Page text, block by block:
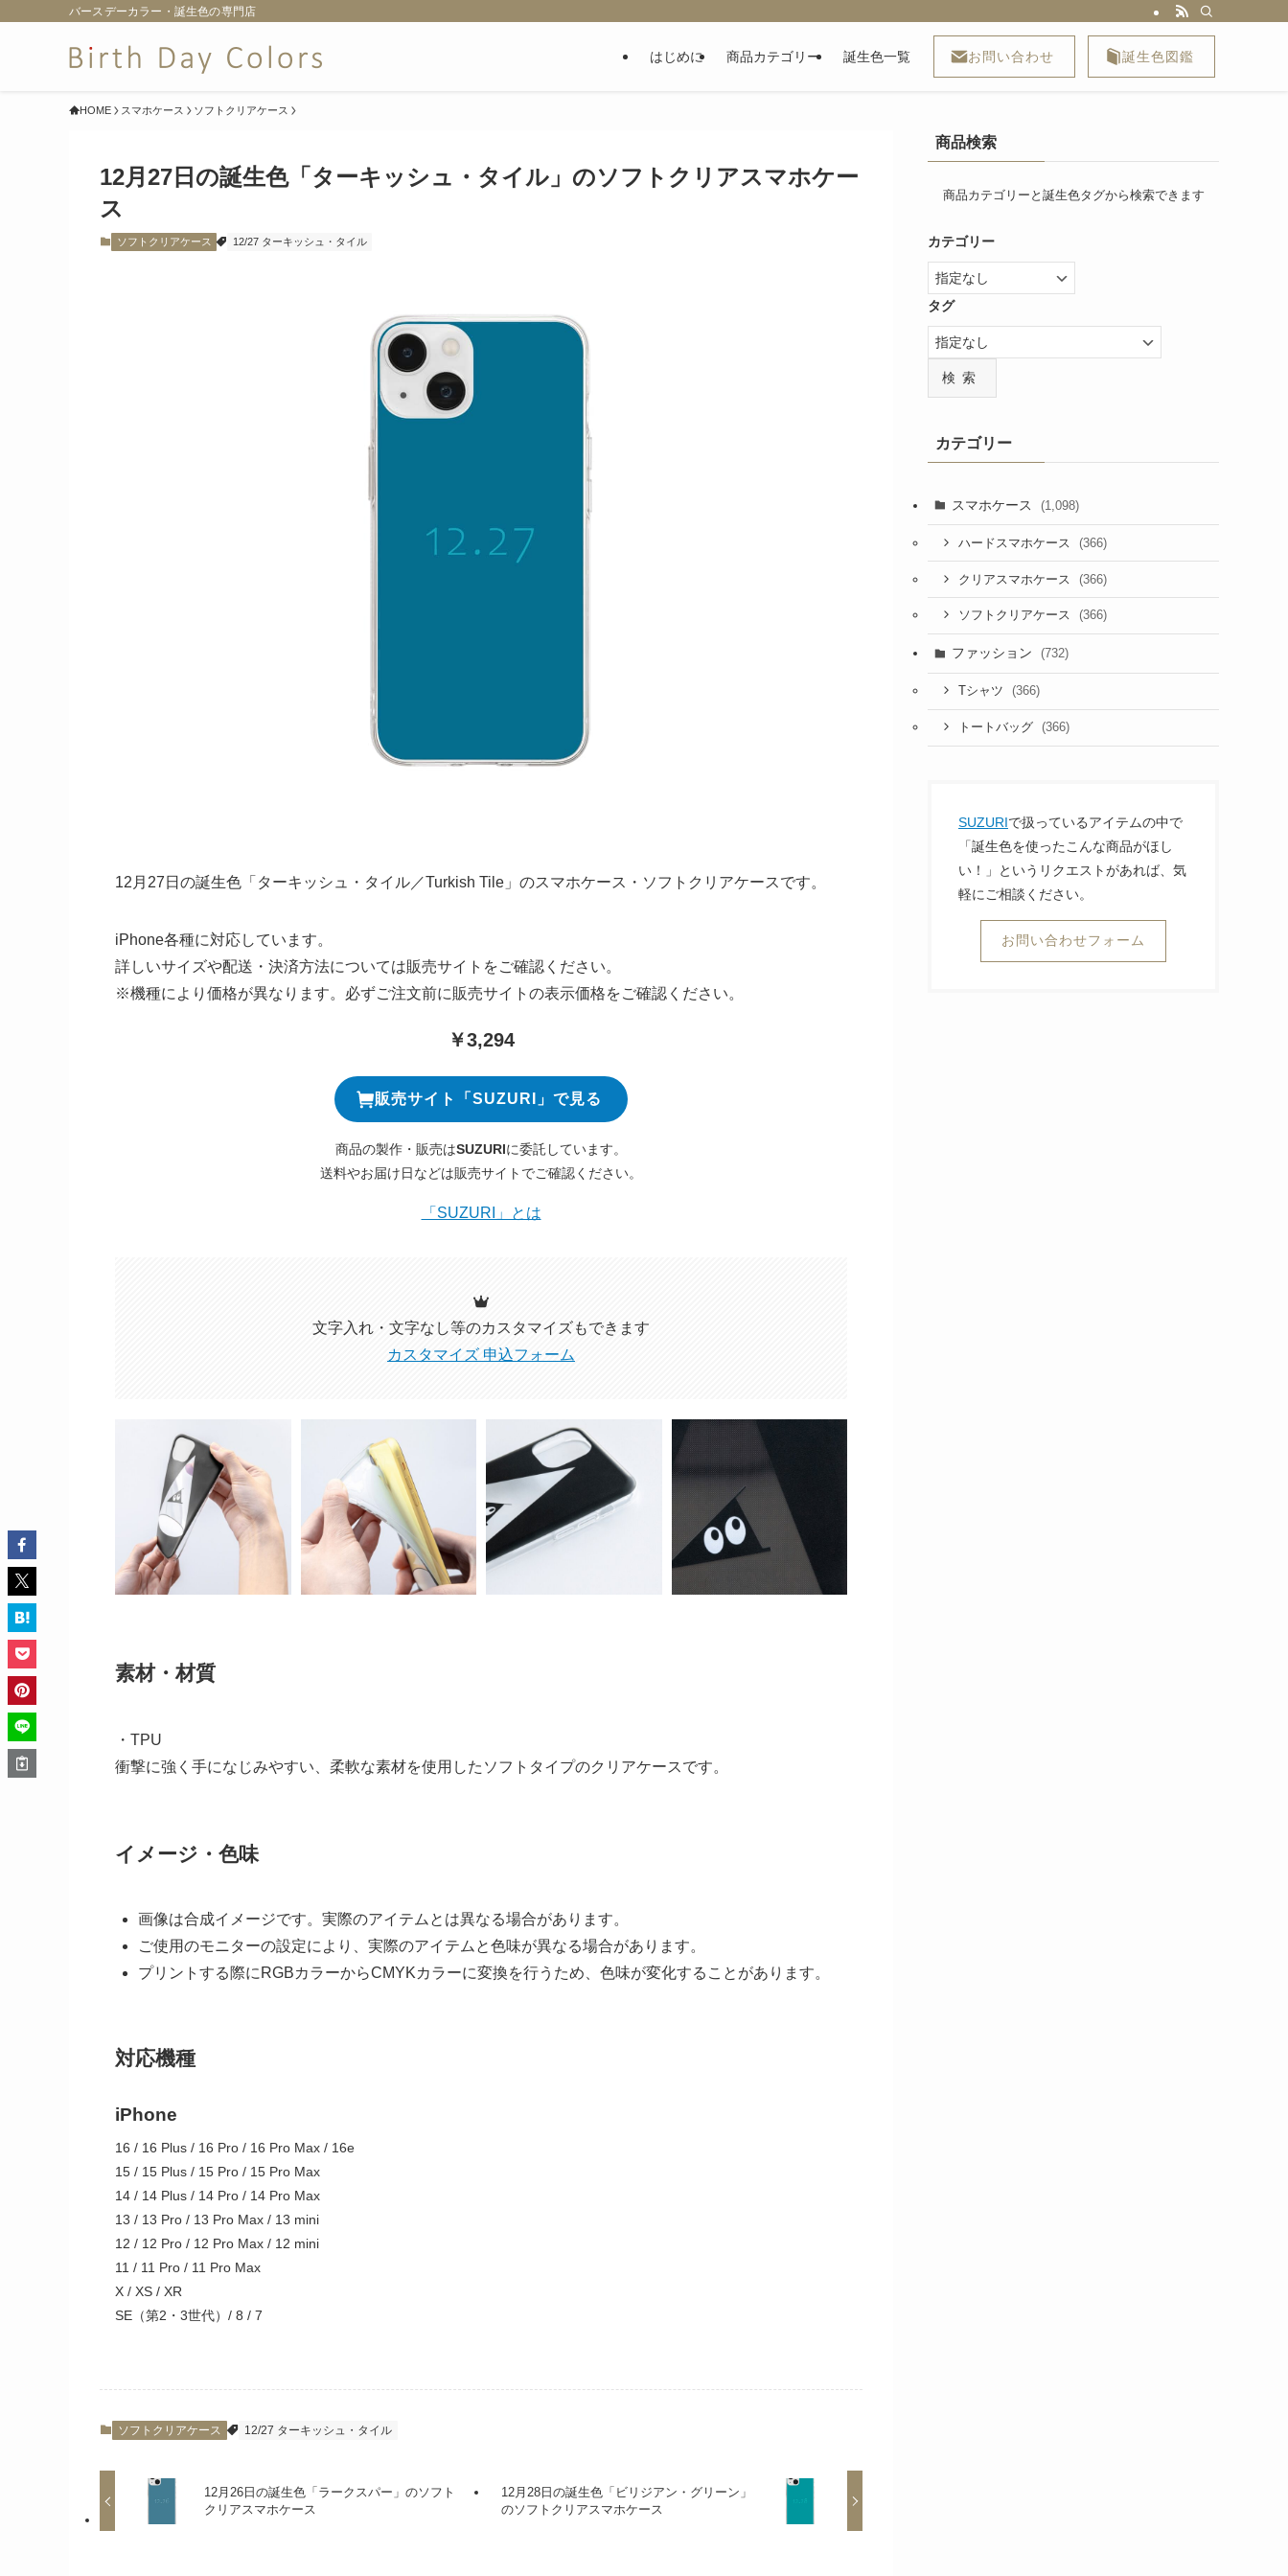
バースデーカラー・誕生色の専門店
はじめに 商品カテゴリー 誕生色一覧 お問い合わせ 誕生色図鑑
HOME スマホケース ソフトクリアケース
12月27日の誕生色「ターキッシュ・タイル」のソフトクリアスマホケー
ス
ソフトクリアケース 12/27 ターキッシュ・タイル
12月27日の誕生色「ターキッシュ・タイル／Turkish Tile」のスマホケース・ソフトクリアケースです。
iPhone各種に対応しています。
詳しいサイズや配送・決済方法については販売サイトをご確認ください。
※機種により価格が異なります。必ずご注文前に販売サイトの表示価格をご確認ください。
￥3,294
販売サイト「SUZURI」で見る
商品の製作・販売はSUZURIに委託しています。
送料やお届け日などは販売サイトでご確認ください。
「SUZURI」とは
文字入れ・文字なし等のカスタマイズもできます
カスタマイズ 申込フォーム
素材・材質
・TPU
衝撃に強く手になじみやすい、柔軟な素材を使用したソフトタイプのクリアケースです。
イメージ・色味
画像は合成イメージです。実際のアイテムとは異なる場合があります。
ご使用のモニターの設定により、実際のアイテムと色味が異なる場合があります。
プリントする際にRGBカラーからCMYKカラーに変換を行うため、色味が変化することがあります。
対応機種
iPhone
16 / 16 Plus / 16 Pro / 16 Pro Max / 16e
15 / 15 Plus / 15 Pro / 15 Pro Max
14 / 14 Plus / 14 Pro / 14 Pro Max
13 / 13 Pro / 13 Pro Max / 13 mini
12 / 12 Pro / 12 Pro Max / 12 mini
11 / 11 Pro / 11 Pro Max
X / XS / XR
SE（第2・3世代）/ 8 / 7
ソフトクリアケース 12/27 ターキッシュ・タイル
12月26日の誕生色「ラークスパー」のソフト
クリアスマホケース
12月28日の誕生色「ビリジアン・グリーン」
のソフトクリアスマホケース
商品検索
商品カテゴリーと誕生色タグから検索できます
カテゴリー
タグ
検索
カテゴリー
スマホケース (1,098)
ハードスマホケース (366)
クリアスマホケース (366)
ソフトクリアケース (366)
ファッション (732)
Tシャツ (366)
トートバッグ (366)
SUZURIで扱っているアイテムの中で
「誕生色を使ったこんな商品がほし
い！」というリクエストがあれば、気
軽にご相談ください。
お問い合わせフォーム